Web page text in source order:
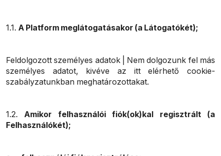
1.1. A Platform meglátogatásakor (a Látogatókét);
Feldolgozott személyes adatok | Nem dolgozunk fel más
személyes adatot, kivéve az itt elérhető cookie-
szabályzatunkban meghatározottakat.
1.2.Amikor felhasználói fiók(ok)kal regisztrált (a
Felhasználókét);